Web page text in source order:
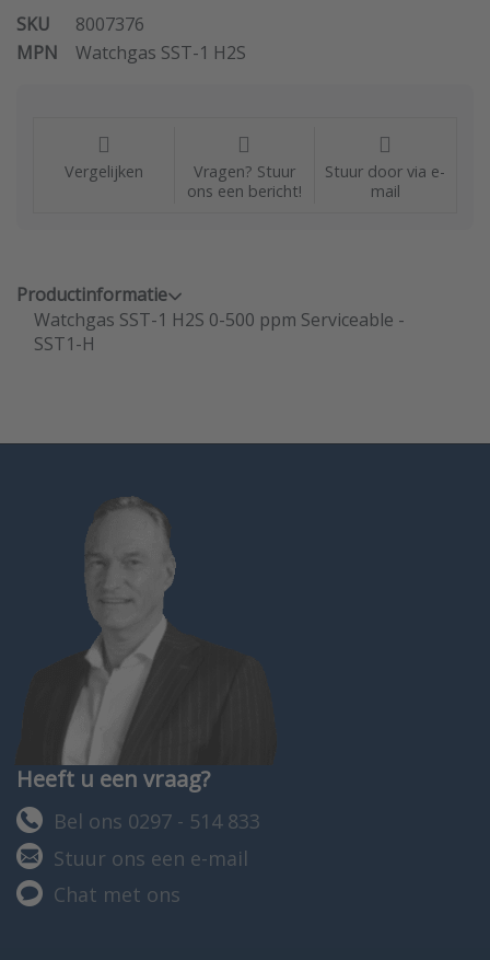
SKU
8007376
MPN
Watchgas SST-1 H2S
Vergelijken
Vragen? Stuur
ons een bericht!
Stuur door via e-
mail
Productinformatie
Watchgas SST-1 H2S 0-500 ppm Serviceable -
SST1-H
Heeft u een vraag?
Bel ons 0297 - 514 833
Stuur ons een e-mail
Chat met ons